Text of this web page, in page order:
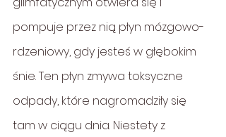
pompuje przez nią płyn mózgowo-
rdzeniowy, gdy jesteś w głębokim
śnie. Ten płyn zmywa toksyczne
odpady, które nagromadziły się
tam w ciągu dnia. Niestety z